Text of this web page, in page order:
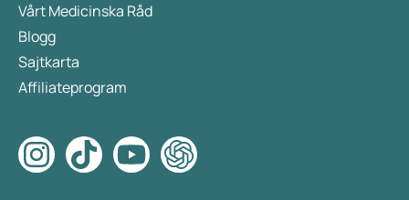
Vårt Medicinska Råd
Blogg
Sajtkarta
Affiliateprogram